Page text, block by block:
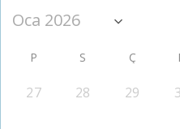
P S Ç
27 28 29